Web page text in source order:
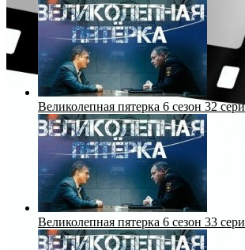
Великолепная пятерка 6 сезон 32
Великолепная пятерка 6 сезон 33